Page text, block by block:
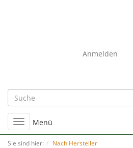
Anmelden
Umschalten
der
Navigation
Menü
Sie sind hier: Nach Hersteller